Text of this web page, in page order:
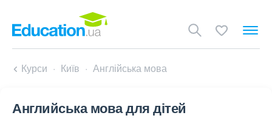
Курси Київ Англійська мова
Английська мова для дітей